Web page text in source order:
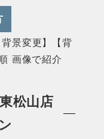
景変更】【背
画像で紹介
松山店